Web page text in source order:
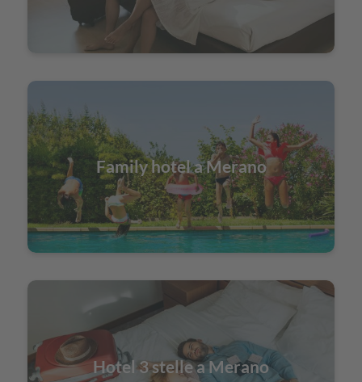
Family hotel a Merano
Hotel 3 stelle a Merano